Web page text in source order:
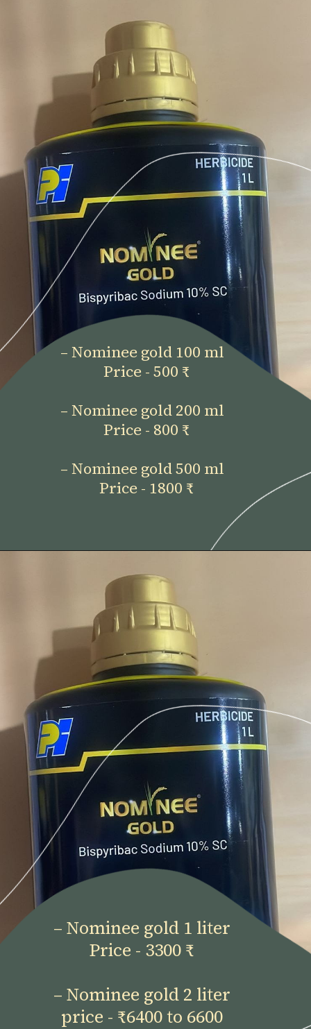
– Nominee gold 100 ml
Price - 500 ₹
– Nominee gold 200 ml
Price - 800 ₹
– Nominee gold 500 ml
Price - 1800 ₹
– Nominee gold 1 liter
Price - 3300 ₹
– Nominee gold 2 liter
price - ₹6400 to 6600